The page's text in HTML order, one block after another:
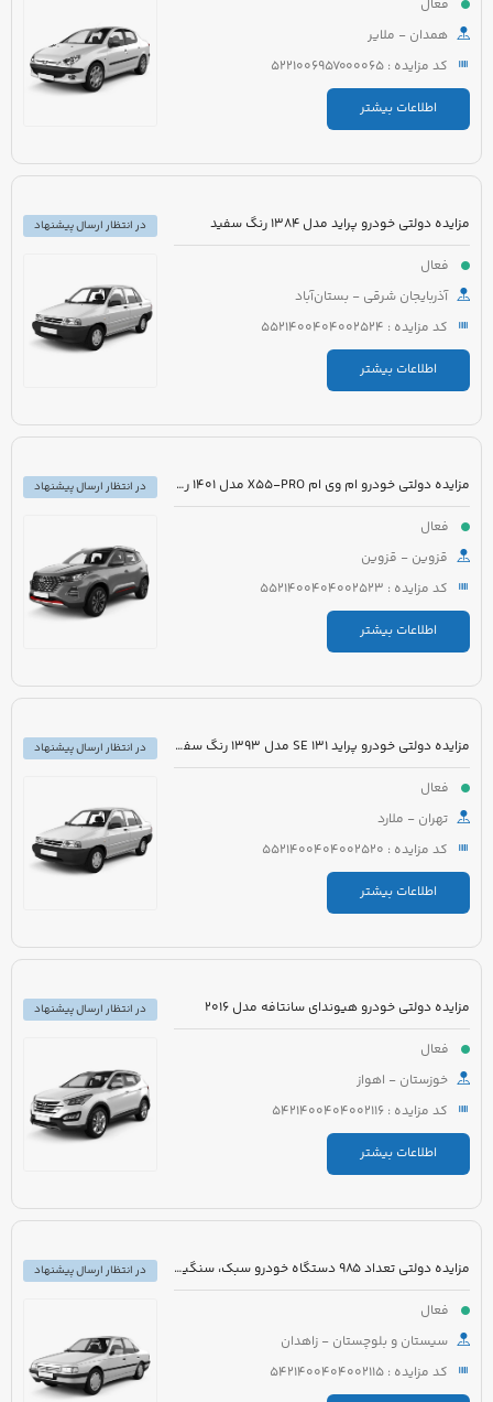
فعال
همدان - ملایر
کد مزایده : 5221006957000065
اطلاعات بیشتر
مزایده دولتی خودرو پراید مدل 1384 رنگ سفید
فعال
آذربایجان شرقی - بستان‌آباد
کد مزایده : 5521400404002524
اطلاعات بیشتر
در انتظار ارسال پیشنهاد
مزایده دولتی خودرو ام وی ام X55-PRO مدل 1401 رنگ مشکی متالیک
فعال
قزوین - قزوین
کد مزایده : 5521400404002523
اطلاعات بیشتر
در انتظار ارسال پیشنهاد
مزایده دولتی خودرو پراید 131 SE مدل 1393 رنگ سفید روغنی
فعال
تهران - ملارد
کد مزایده : 5521400404002520
اطلاعات بیشتر
در انتظار ارسال پیشنهاد
مزایده دولتی خودرو هیوندای سانتافه مدل 2016
فعال
خوزستان - اهواز
کد مزایده : 5421400404002116
اطلاعات بیشتر
در انتظار ارسال پیشنهاد
مزایده دولتی تعداد 985 دستگاه خودرو سبک، سنگین و موتورسیکلت
فعال
سیستان و بلوچستان - زاهدان
کد مزایده : 5421400404002115
در انتظار ارسال پیشنهاد